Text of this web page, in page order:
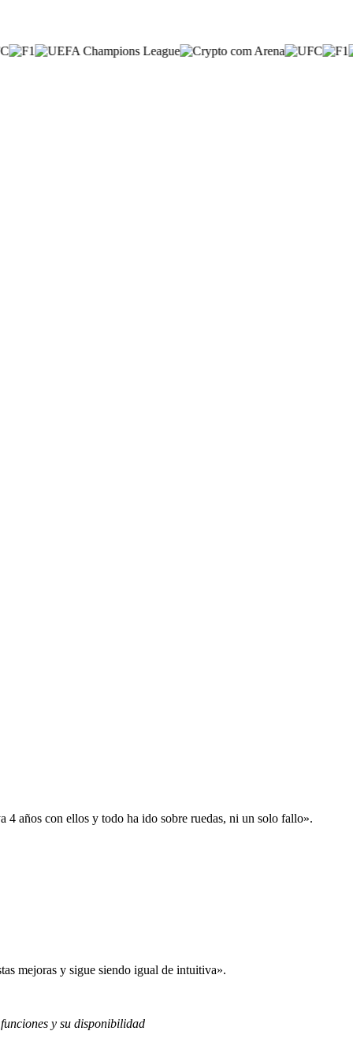
años con ellos y todo ha ido sobre ruedas, ni un solo fallo».
mejoras y sigue siendo igual de intuitiva».
y su disponibilidad